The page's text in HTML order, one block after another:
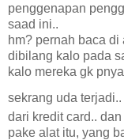
penggenapan
saad ini..
hm? pernah baca
dibilang kalo pada
kalo mereka gk
sekrang uda
dari kredit card..
pake alat itu, yang